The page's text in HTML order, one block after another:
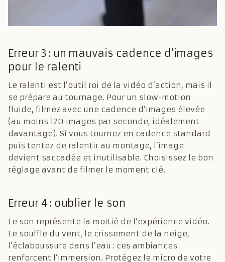
Erreur 3 : un mauvais cadence d’images
pour le ralenti
Le ralenti est l’outil roi de la vidéo d’action, mais il
se prépare au tournage. Pour un slow-motion
fluide, filmez avec une cadence d’images élevée
(au moins 120 images par seconde, idéalement
davantage). Si vous tournez en cadence standard
puis tentez de ralentir au montage, l’image
devient saccadée et inutilisable. Choisissez le bon
réglage avant de filmer le moment clé.
Erreur 4 : oublier le son
Le son représente la moitié de l’expérience vidéo.
Le souffle du vent, le crissement de la neige,
l’éclaboussure dans l’eau : ces ambiances
renforcent l’immersion. Protégez le micro de votre